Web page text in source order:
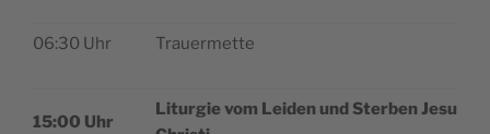
06:30 Uhr Trau­er­met­te
15:00 Uhr
Lit­ur­gie vom Lei­den und Ster­ben Jesu